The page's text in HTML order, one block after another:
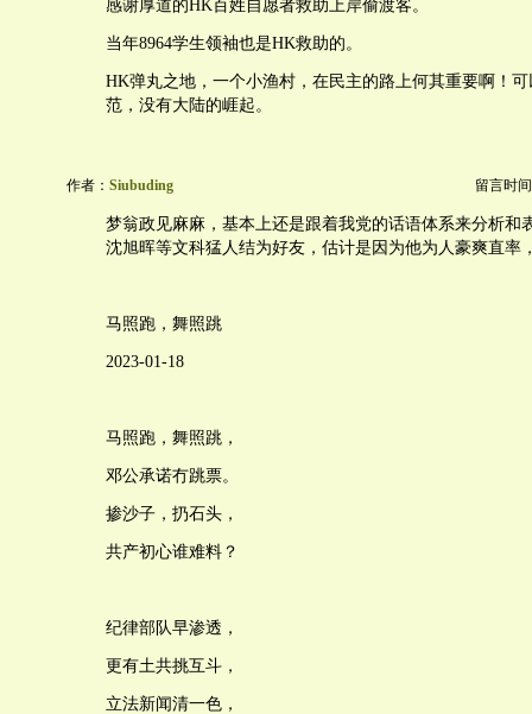
感谢厚道的HK百姓自愿者救助上岸偷渡客。
当年8964学生领袖也是HK救助的。
HK弹丸之地，一个小渔村，在民主的路上何其重要啊！
范，没有大陆的崕起。
作者： Siubuding 留言时
梦翁政见麻麻，基本上还是跟着我党的话语体系来分析和
沈旭晖等文科猛人结为好友，估计是因为他为人豪爽直率
马照跑，舞照跳
2023-01-18
马照跑，舞照跳，
邓公承诺冇跳票。
掺沙子，扔石头，
共产初心谁难料？
纪律部队早渗透，
更有土共挑互斗，
立法新闻清一色，